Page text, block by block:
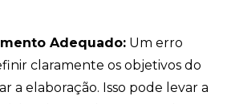
Adequado: Um erro
claramente os objetivos do
a elaboração. Isso pode levar a